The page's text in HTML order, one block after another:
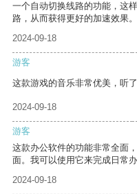
一个自动切换线路的功能，这
路，从而获得更好的加速效果。
2024-09-18
游客
这款游戏的音乐非常优美，听
2024-09-18
游客
这款办公软件的功能非常全面
面。我可以使用它来完成日常
2024-09-18